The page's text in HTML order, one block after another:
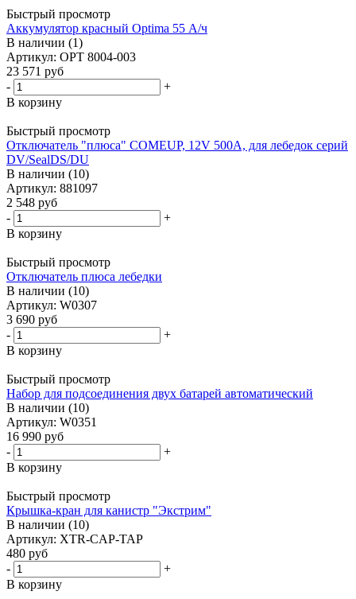
Быстрый просмотр
Аккумулятор красный Optima 55 А/ч
В наличии (1)
Артикул: OPT 8004-003
23 571 руб
-
+
В корзину
Быстрый просмотр
Отключатель "плюса" COMEUP, 12V 500A, для лебедок серий
DV/SealDS/DU
В наличии (10)
Артикул: 881097
2 548 руб
-
+
В корзину
Быстрый просмотр
Отключатель плюса лебедки
В наличии (10)
Артикул: W0307
3 690 руб
-
+
В корзину
Быстрый просмотр
Набор для подсоединения двух батарей автоматический
В наличии (10)
Артикул: W0351
16 990 руб
-
+
В корзину
Быстрый просмотр
Крышка-кран для канистр "Экстрим"
В наличии (10)
Артикул: XTR-CAP-TAP
480 руб
-
+
В корзину